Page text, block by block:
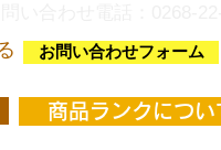
お問い合わせフォーム
商品ランクについ